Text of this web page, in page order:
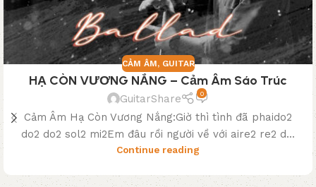
CẢM ÂM, GUITAR
HẠ CÒN VƯƠNG NẮNG – Cảm Âm Sáo Trúc
GuitarShare 0
Cảm Âm Hạ Còn Vương Nắng:Giờ thì tình đã phaido2
do2 do2 sol2 mi2Em đâu rồi người về với aire2 re2 d...
Continue reading